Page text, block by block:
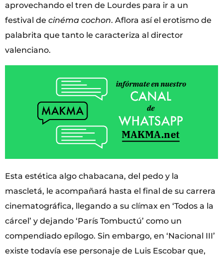
aprovechando el tren de Lourdes para ir a un
festival de cinéma cochon. Aflora así el erotismo de
palabrita que tanto le caracteriza al director
valenciano.
Esta estética algo chabacana, del pedo y la
mascletá, le acompañará hasta el final de su carrera
cinematográfica, llegando a su clímax en ‘Todos a la
cárcel’ y dejando ‘París Tombuctú’ como un
compendiado epílogo. Sin embargo, en ‘Nacional III’
existe todavía ese personaje de Luis Escobar que,